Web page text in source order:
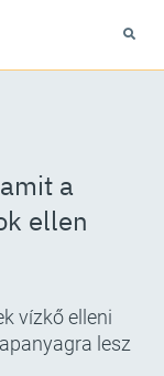
a
ellen
vízkő elleni
lesz